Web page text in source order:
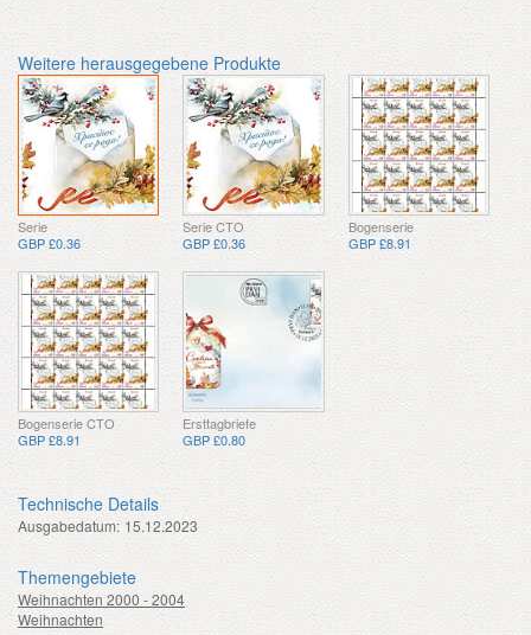
Weitere herausgegebene Produkte
Serie
GBP £0.36
Serie CTO
GBP £0.36
Bogenserie
GBP £8.91
Bogenserie CTO
GBP £8.91
Ersttagbriefe
GBP £0.80
Technische Details
Ausgabedatum: 15.12.2023
Themengebiete
Weihnachten 2000 - 2004
Weihnachten